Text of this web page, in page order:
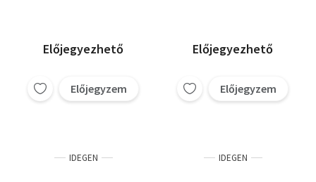
Előjegyezhető
Előjegyzem
Előjegyezhető
Előjegyzem
IDEGEN IDEGEN